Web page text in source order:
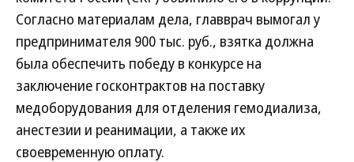
Согласно материалам дела, главврач вымогал у
предпринимателя 900 тыс. руб., взятка должна
была обеспечить победу в конкурсе на
заключение госконтрактов на поставку
медоборудования для отделения гемодиализа,
анестезии и реанимации, а также их
своевременную оплату.